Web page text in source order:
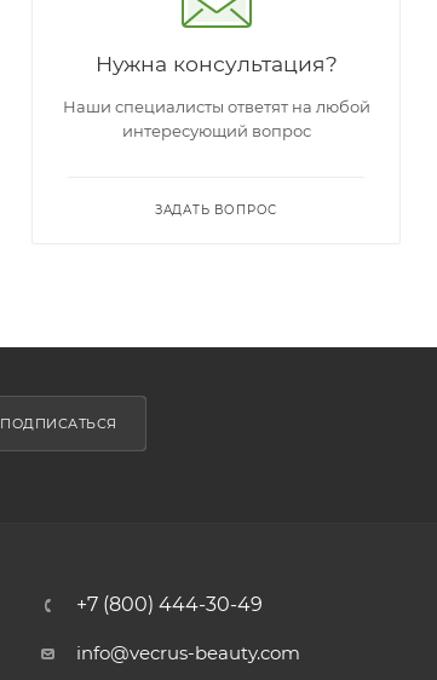
Нужна консультация?
Наши специалисты ответят на любой
интересующий вопрос
ЗАДАТЬ ВОПРОС
ПОДПИСАТЬСЯ
+7 (800) 444-30-49
info@vecrus-beauty.com